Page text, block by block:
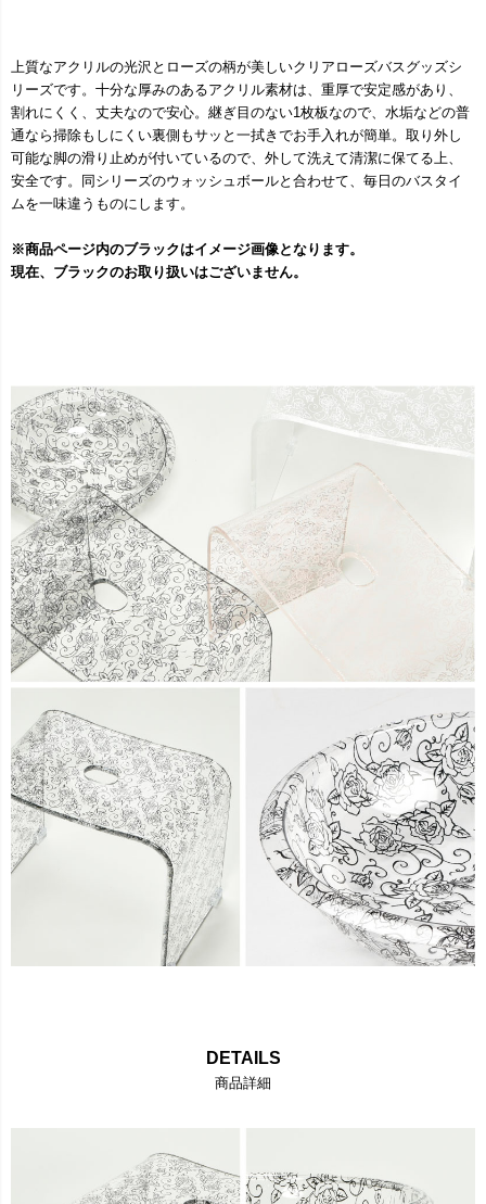
上質なアクリルの光沢とローズの柄が美しいクリアローズバスグッズシ
リーズです。十分な厚みのあるアクリル素材は、重厚で安定感があり、
割れにくく、丈夫なので安心。継ぎ目のない1枚板なので、水垢などの普
通なら掃除もしにくい裏側もサッと一拭きでお手入れが簡単。取り外し
可能な脚の滑り止めが付いているので、外して洗えて清潔に保てる上、
安全です。同シリーズのウォッシュボールと合わせて、毎日のバスタイ
ムを一味違うものにします。
※商品ページ内のブラックはイメージ画像となります。
現在、ブラックのお取り扱いはございません。
DETAILS
商品詳細